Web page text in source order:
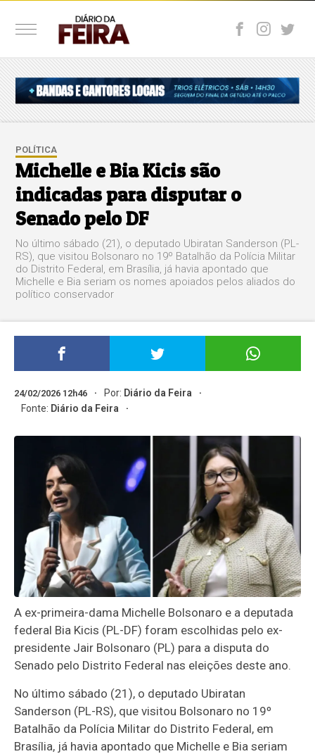
POLÍTICA
Michelle e Bia Kicis são
indicadas para disputar o
Senado pelo DF
No último sábado (21), o deputado Ubiratan Sanderson (PL-
RS), que visitou Bolsonaro no 19º Batalhão da Polícia Militar
do Distrito Federal, em Brasília, já havia apontado que
Michelle e Bia seriam os nomes apoiados pelos aliados do
político conservador
24/02/2026 12h46 Por: Diário da Feira
Fonte: Diário da Feira
A ex-primeira-dama Michelle Bolsonaro e a deputada
federal Bia Kicis (PL-DF) foram escolhidas pelo ex-
presidente Jair Bolsonaro (PL) para a disputa do
Senado pelo Distrito Federal nas eleições deste ano.
No último sábado (21), o deputado Ubiratan
Sanderson (PL-RS), que visitou Bolsonaro no 19º
Batalhão da Polícia Militar do Distrito Federal, em
Brasília, já havia apontado que Michelle e Bia seriam